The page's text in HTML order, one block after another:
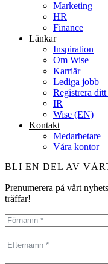
Marketing
HR
Finance
Länkar
Inspiration
Om Wise
Karriär
Lediga jobb
Registrera
IR
Wise (EN)
Kontakt
Medarbetare
Våra kontor
BLI EN DEL AV
Prenumerera på vårt
träffar!